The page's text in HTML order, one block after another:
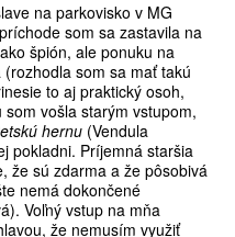
na parkovisko v MG
som sa zastavila na
špión, ale ponuku na
som sa mať takú
to aj praktický osoh,
vošla starým vstupom,
hernu (Vendula
pokladni. Príjemná staršia
že sú zdarma a že pôsobivá
nemá dokončené
Voľný vstup na mňa
že nemusím využiť